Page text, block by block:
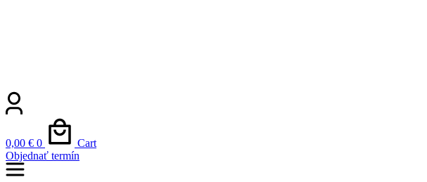
0,00 € 0
Cart
Objednať termín